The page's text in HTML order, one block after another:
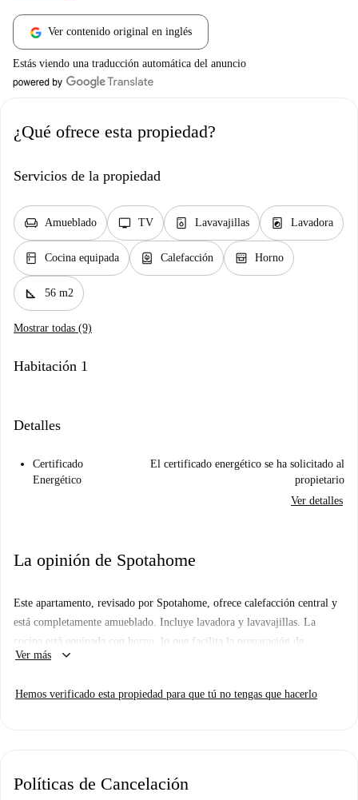
Ver contenido original en inglés
Estás viendo una traducción automática del anuncio
¿Qué ofrece esta propiedad?
Servicios de la propiedad
chair Amueblado tv TV dishwasher_gen Lavavajillas local_laundry_service Lavadora
kitchen Cocina equipada water_heater Calefacción oven_gen Horno
square_foot 56 m2
Mostrar todas (9)
Habitación 1
Detalles
Certificado
Energético
El certificado energético se ha solicitado al
propietario
Ver detalles
La opinión de Spotahome
Este apartamento, revisado por Spotahome, ofrece calefacción central y
está completamente amueblado. Incluye lavadora y lavavajillas. La
cocina está equipada con horno, lo que facilita la preparación de
comidas. Todos los gastos están incluidos, lo que garantiza una
Pasta & Vino, que añadirán variedad a sus experiencias gastronómicas.
Ver más keyboard_arrow_down
Hemos verificado esta propiedad para que tú no tengas que hacerlo
Políticas de Cancelación